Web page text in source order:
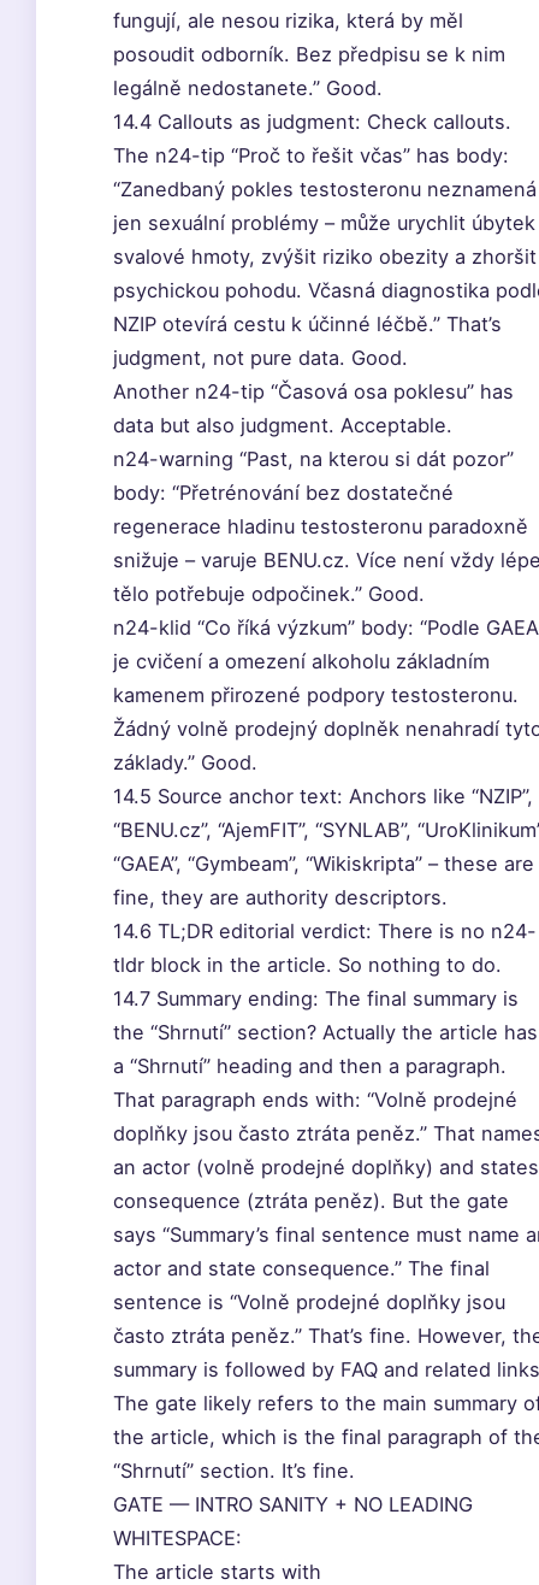
fungují, ale nesou rizika, která by měl
posoudit odborník. Bez předpisu se k nim
legálně nedostanete.” Good.
14.4 Callouts as judgment: Check callouts.
The n24-tip “Proč to řešit včas” has body:
“Zanedbaný pokles testosteronu neznamená
jen sexuální problémy – může urychlit úbytek
svalové hmoty, zvýšit riziko obezity a zhoršit
psychickou pohodu. Včasná diagnostika
NZIP otevírá cestu k účinné léčbě.” That’s
judgment, not pure data. Good.
Another n24-tip “Časová osa poklesu” has
data but also judgment. Acceptable.
n24-warning “Past, na kterou si dát pozor”
body: “Přetrénování bez dostatečné
regenerace hladinu testosteronu paradoxně
snižuje – varuje BENU.cz. Více není vždy
tělo potřebuje odpočinek.” Good.
n24-klid “Co říká výzkum” body: “Podle GAEA
je cvičení a omezení alkoholu základním
kamenem přirozené podpory testosteronu.
Žádný volně prodejný doplněk nenahradí
základy.” Good.
14.5 Source anchor text: Anchors like “NZIP”,
“BENU.cz”, “AjemFIT”, “SYNLAB”,
“GAEA”, “Gymbeam”, “Wikiskripta” – these are
fine, they are authority descriptors.
14.6 TL;DR editorial verdict: There is no n24-
tldr block in the article. So nothing to do.
14.7 Summary ending: The final summary is
the “Shrnutí” section? Actually the article has
a “Shrnutí” heading and then a paragraph.
That paragraph ends with: “Volně prodejné
doplňky jsou často ztráta peněz.” That
an actor (volně prodejné doplňky) and states
consequence (ztráta peněz). But the gate
says “Summary’s final sentence must name
actor and state consequence.” The final
sentence is “Volně prodejné doplňky jsou
často ztráta peněz.” That’s fine. However,
summary is followed by FAQ and related
The gate likely refers to the main summary
the article, which is the final paragraph of
“Shrnutí” section. It’s fine.
GATE — INTRO SANITY + NO LEADING
WHITESPACE:
The article starts with